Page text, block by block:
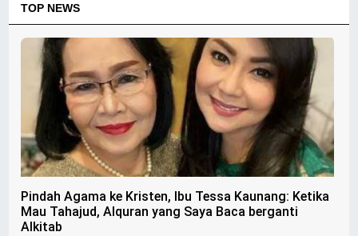
TOP NEWS
Pindah Agama ke Kristen, Ibu Tessa Kaunang: Ketika
Mau Tahajud, Alquran yang Saya Baca berganti
Alkitab